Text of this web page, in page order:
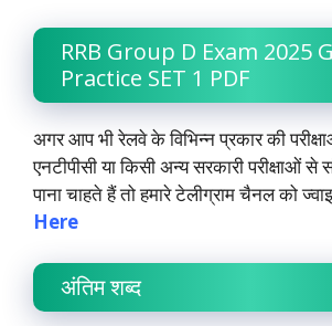
RRB Group D Exam 2025
Practice SET 1 PDF
अगर आप भी रेलवे के विभिन्न प्रकार की
एनटीपीसी या किसी अन्य सरकारी परीक्षाओं से
पाना चाहते हैं तो हमारे टेलीग्राम चैनल को
Here
अंतिम शब्द